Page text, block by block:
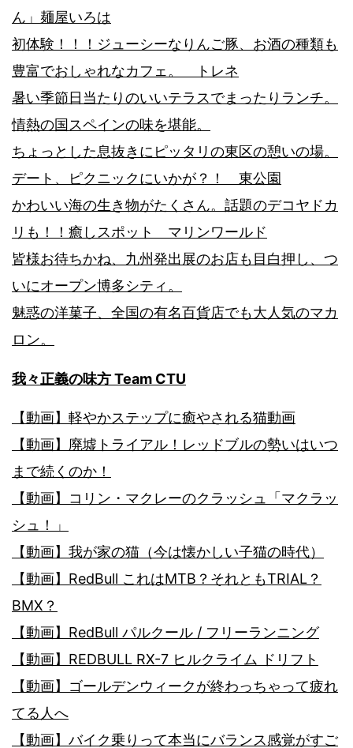
ん」麺屋いろは
初体験！！！ジューシーなりんご豚、お酒の種類も
豊富でおしゃれなカフェ。 トレネ
暑い季節日当たりのいいテラスでまったりランチ。
情熱の国スペインの味を堪能。
ちょっとした息抜きにピッタリの東区の憩いの場。
デート、ピクニックにいかが？！ 東公園
かわいい海の生き物がたくさん。話題のデコヤドカ
リも！！癒しスポット マリンワールド
皆様お待ちかね、九州発出展のお店も目白押し、つ
いにオープン博多シティ。
魅惑の洋菓子、全国の有名百貨店でも大人気のマカ
ロン。
我々正義の味方 Team CTU
【動画】軽やかステップに癒やされる猫動画
【動画】廃墟トライアル！レッドブルの勢いはいつ
まで続くのか！
【動画】コリン・マクレーのクラッシュ「マクラッ
シュ！」
【動画】我が家の猫（今は懐かしい子猫の時代）
【動画】RedBull これはMTB？それともTRIAL？
BMX？
【動画】RedBull パルクール / フリーランニング
【動画】REDBULL RX-7 ヒルクライム ドリフト
【動画】ゴールデンウィークが終わっちゃって疲れ
てる人へ
【動画】バイク乗りって本当にバランス感覚がすご